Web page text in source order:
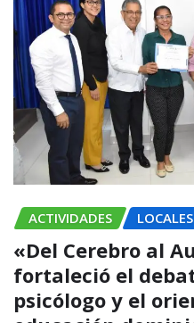
ACTIVIDADES LOCALES
«Del Cerebro al
fortaleció el
psicólogo y el